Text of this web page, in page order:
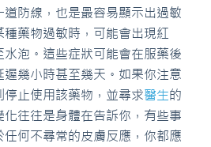
道防線，也是最容易顯示出過敏
藥物過敏時，可能會出現紅
水泡。這些症狀可能會在服藥後
幾小時甚至幾天。如果你注意
止使用該藥物，並尋求醫生的
往往是身體在告訴你，有些事
何不尋常的皮膚反應，你都應